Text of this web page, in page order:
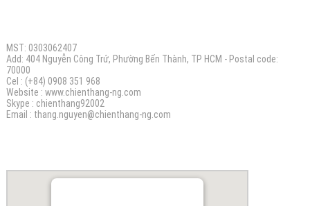
MST: 0303062407
Add: 404 Nguyễn Công Trứ, Phường Bến Thành, TP HCM - Postal code:
70000
Cel : (+84) 0908 351 968
Website : www.chienthang-ng.com
Skype : chienthang92002
Email : thang.nguyen@chienthang-ng.com